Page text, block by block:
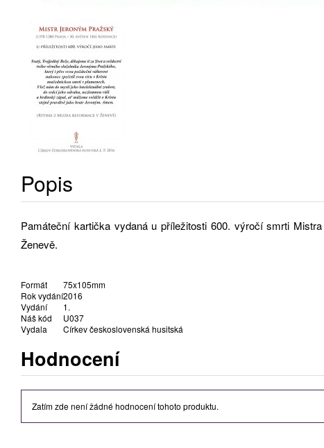
Popis
Památeční kartička vydaná u příležitosti 600. výročí smrti
Ženevě.
Formát
75x105mm
Rok vydání2016
Vydání
1.
Náš kód
U037
Vydala
Církev československá husitská
Hodnocení
Zatím zde není žádné hodnocení tohoto produktu.